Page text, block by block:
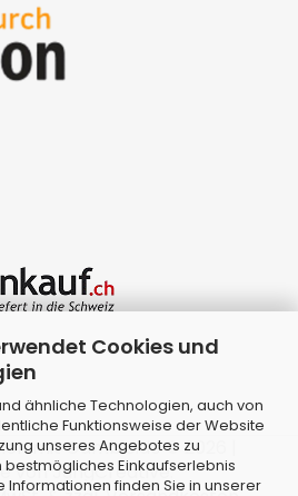
Cookies und
ähnliche Technologien, auch von
Funktionsweise der Website
unseres Angebotes zu
Einkaufserlebnis
Informationen finden Sie in unserer
mit Gambio.de © 2026 |
vonJungCreative.